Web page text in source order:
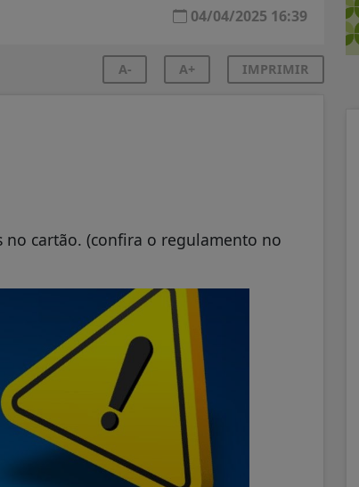
04/04/2025 16:39
A- A+ IMPRIMIR
no cartão. (confira o regulamento no